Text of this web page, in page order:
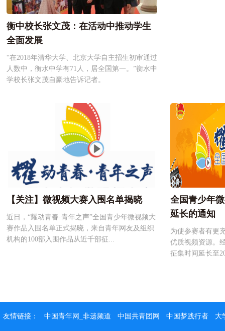
衡中校长张文茂：在活动中推动学生
全面发展
“在2018年清华大学、北京大学自主招生初审通过
人数中，衡水中学有71人，居全国第一。”衡水中
学校长张文茂自豪地告诉记者。
【关注】微视频大赛入围名单揭晓
近日，“耀动青春·青年之声”全国青少年微视频大
赛作品入围名单正式揭晓，来自青年网友及组织
机构的100部入围作品从近千部征...
全国青少年
延长的通知
为使参赛者有更
优质视频资源。
征集时间延长至
友情链接： 中国青年网_非遗频道 中国共青团网 中国梦践行者 大